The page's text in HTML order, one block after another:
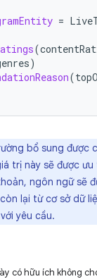
=
(
)
(
bổ sung được
trị này sẽ được ưu
ngôn ngữ sẽ
lại từ cơ sở dữ
yêu cầu.
có hữu ích không